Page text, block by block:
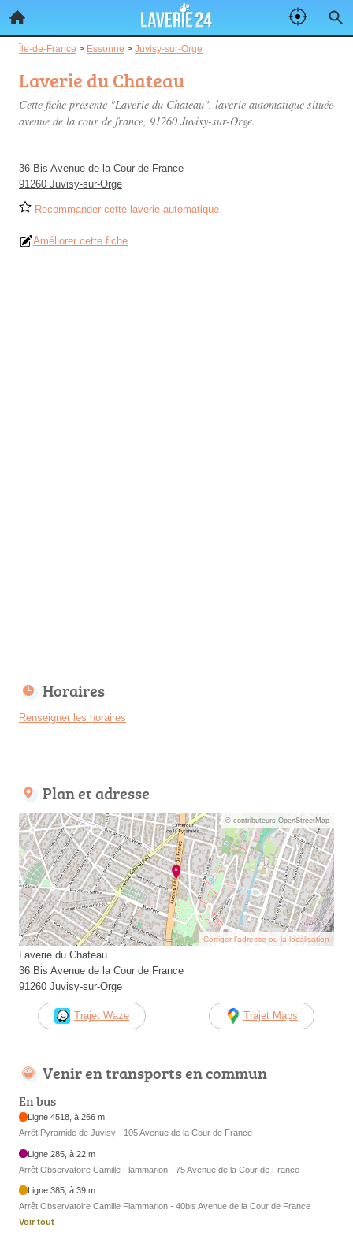
Île-de-France > Essonne > Juvisy-sur-Orge
Laverie du Chateau
Cette fiche présente "Laverie du Chateau", laverie automatique située
avenue de la cour de france, 91260 Juvisy-sur-Orge.
36 Bis Avenue de la Cour de France
91260 Juvisy-sur-Orge
Recommander cette laverie automatique
Améliorer cette fiche
Horaires
Renseigner les horaires
Plan et adresse
© contributeurs OpenStreetMap
Corriger l’adresse ou la localisation
Laverie du Chateau
36 Bis Avenue de la Cour de France
91260 Juvisy-sur-Orge
Trajet Waze Trajet Maps
Venir en transports en commun
En bus
Ligne 4518, à 266 m
Arrêt Pyramide de Juvisy - 105 Avenue de la Cour de France
Ligne 285, à 22 m
Arrêt Observatoire Camille Flammarion - 75 Avenue de la Cour de France
Ligne 385, à 39 m
Arrêt Observatoire Camille Flammarion - 40bis Avenue de la Cour de France
Voir tout